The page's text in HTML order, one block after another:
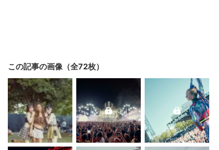
この記事の画像（全72枚）